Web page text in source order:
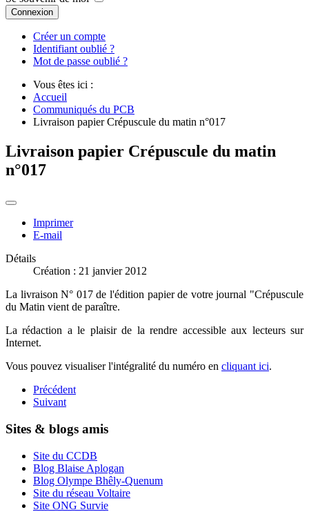
Connexion
Créer un compte
Identifiant oublié ?
Mot de passe oublié ?
Vous êtes ici :
Accueil
Communiqués du PCB
Livraison papier Crépuscule du matin n°017
Livraison papier Crépuscule du matin
n°017
Imprimer
E-mail
Détails
Création : 21 janvier 2012
La livraison N° 017 de l'édition papier de votre journal "Crépuscule
du Matin vient de paraître.
La rédaction a le plaisir de la rendre accessible aux lecteurs sur
Internet.
Vous pouvez visualiser l'intégralité du numéro en cliquant ici.
Précédent
Suivant
Sites & blogs amis
Site du CCDB
Blog Blaise Aplogan
Blog Olympe Bhêly-Quenum
Site du réseau Voltaire
Site ONG Survie